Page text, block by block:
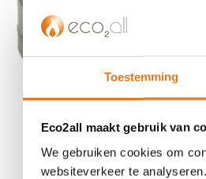
Toestemming
Eco2all maakt gebruik van
We gebruiken cookies om
websiteverkeer te